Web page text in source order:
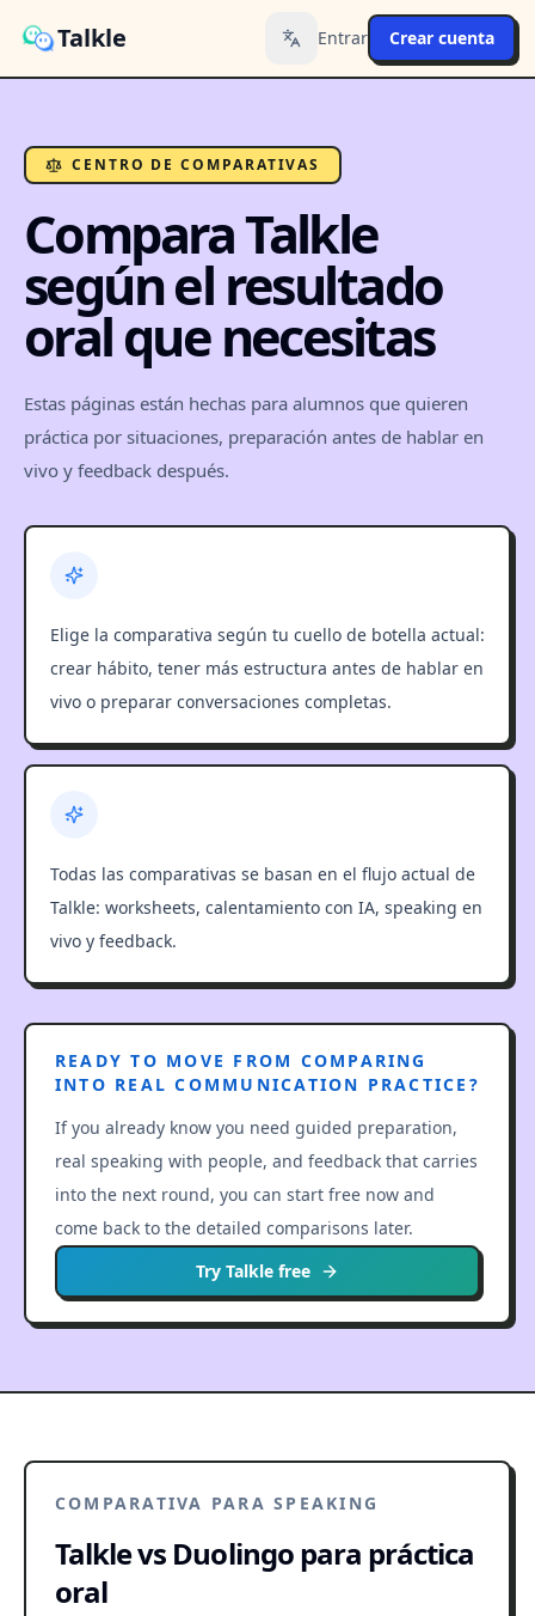
Talkle Toggle language
Entrar Crear cuenta
CENTRO DE COMPARATIVAS
Compara Talkle
según el resultado
oral que necesitas
Estas páginas están hechas para alumnos que quieren
práctica por situaciones, preparación antes de hablar en
vivo y feedback después.
Elige la comparativa según tu cuello de botella actual:
crear hábito, tener más estructura antes de hablar en
vivo o preparar conversaciones completas.
Todas las comparativas se basan en el flujo actual de
Talkle: worksheets, calentamiento con IA, speaking en
vivo y feedback.
READY TO MOVE FROM COMPARING
INTO REAL COMMUNICATION PRACTICE?
If you already know you need guided preparation,
real speaking with people, and feedback that carries
into the next round, you can start free now and
come back to the detailed comparisons later.
Try Talkle free
COMPARATIVA PARA SPEAKING
Talkle vs Duolingo para práctica
oral